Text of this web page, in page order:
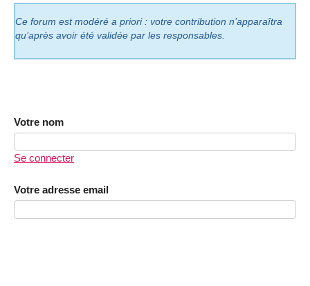
Ce forum est modéré a priori : votre contribution n’apparaîtra
qu’après avoir été validée par les responsables.
Votre nom
Se connecter
Votre adresse email